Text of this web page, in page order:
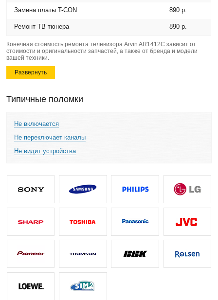
Замена платы T-CON 890 р.
Ремонт ТВ-тюнера 890 р.
Конечная стоимость ремонта телевизора Arvin AR1412C зависит от
стоимости и оригинальности запчастей, а также от бренда и модели
вашей техники.
Развернуть
Типичные поломки
Не включается
Не переключает каналы
Не видит устройства